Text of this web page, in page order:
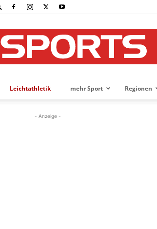
Leichtathletik mehr Sport Regionen
- Anzeige -